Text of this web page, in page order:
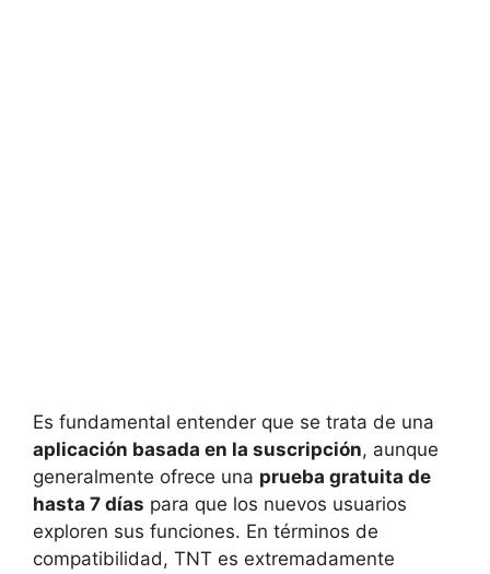
Es fundamental entender que se trata de una
aplicación basada en la suscripción, aunque
generalmente ofrece una prueba gratuita de
hasta 7 días para que los nuevos usuarios
exploren sus funciones. En términos de
compatibilidad, TNT es extremadamente